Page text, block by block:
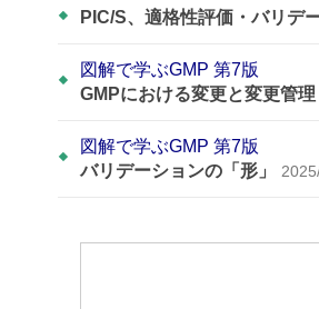
PIC/S、適格性評価・バリデ
図解で学ぶGMP 第7版
GMPにおける変更と変更管理
図解で学ぶGMP 第7版
バリデーションの「形」